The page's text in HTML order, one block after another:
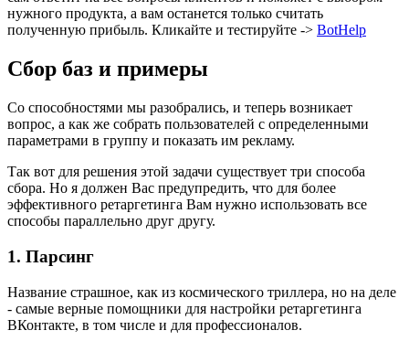
нужного продукта, а вам останется только считать
полученную прибыль. Кликайте и тестируйте -> BotHelp
Сбор баз и примеры
Со способностями мы разобрались, и теперь возникает
вопрос, а как же собрать пользователей с определенными
параметрами в группу и показать им рекламу.
Так вот для решения этой задачи существует три способа
сбора. Но я должен Вас предупредить, что для более
эффективного ретаргетинга Вам нужно использовать все
способы параллельно друг другу.
1. Парсинг
Название страшное, как из космического триллера, но на деле
- самые верные помощники для настройки ретаргетинга
ВКонтакте, в том числе и для профессионалов.